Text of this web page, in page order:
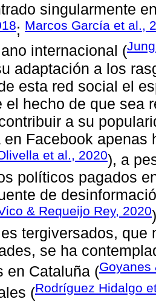
singularmente
; Marcos García et al.,
internacional (
adaptación a los
esta red social el
el hecho de que sea
a su
en Facebook apenas
et al., 2020), a
políticos pagados
de
& Requeijo Rey, 2020
tergiversados, que
se ha
en Cataluña (Goyanes
(Rodríguez Hidalgo